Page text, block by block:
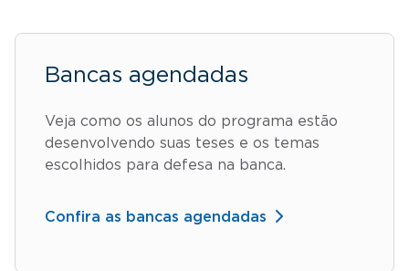
Bancas agendadas
Veja como os alunos do programa estão
desenvolvendo suas teses e os temas
escolhidos para defesa na banca.
Confira as bancas agendadas